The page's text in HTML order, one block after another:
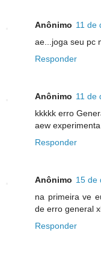
Anônimo 11 de
ae...joga seu pc
Responder
Anônimo 11 de
kkkkk erro
aew
Responder
Anônimo 15 de
na primeira ve
de erro general
Responder